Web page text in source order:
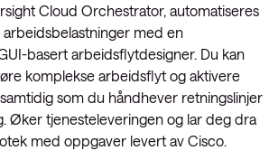
Cloud Orchestrator, automatiseres
med en
basert arbeidsflytdesigner. Du kan
komplekse arbeidsflyt og aktivere
som du håndhever retningslinjer
Øker tjenesteleveringen og lar deg dra
med oppgaver levert av Cisco.